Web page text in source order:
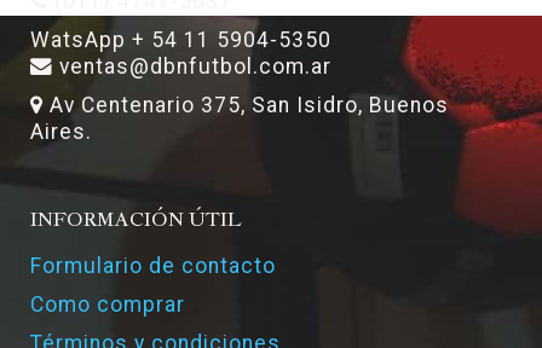
WatsApp + 54 11 5904-5350
ventas@dbnfutbol.com.ar
Av Centenario 375, San Isidro, Buenos
Aires.
INFORMACIÓN ÚTIL
Formulario de contacto
Como comprar